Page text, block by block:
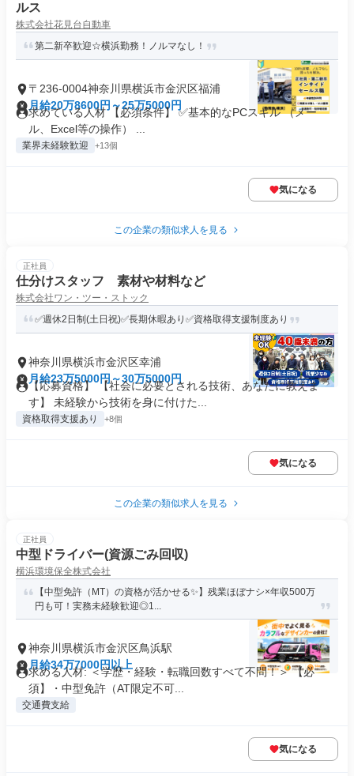
ルス
株式会社花見台自動車
第二新卒歓迎☆横浜勤務！ノルマなし！
〒236-0004神奈川県横浜市金沢区福浦
月給20万8600円～25万5000円
求めている人材 【必須条件】 ✅基本的なPCスキル （メー
ル、Excel等の操作） ...
業界未経験歓迎 +13個
気になる
この企業の類似求人を見る
正社員
仕分けスタッフ 素材や材料など
株式会社ワン・ツー・ストック
✅週休2日制(土日祝)✅長期休暇あり✅資格取得支援制度あり
神奈川県横浜市金沢区幸浦
月給23万5000円～30万5000円
【応募資格】 【社会に必要とされる技術、あなたに教えま
す】 未経験から技術を身に付けた...
資格取得支援あり +8個
気になる
この企業の類似求人を見る
正社員
中型ドライバー(資源ごみ回収)
横浜環境保全株式会社
【中型免許（MT）の資格が活かせる✨】残業ほぼナシ×年収500万
円も可！実務未経験歓迎◎1...
神奈川県横浜市金沢区鳥浜駅
月給34万7000円以上
求める人材: ＜学歴・経験・転職回数すべて不問！＞ 【必
須】・中型免許（AT限定不可...
交通費支給
気になる